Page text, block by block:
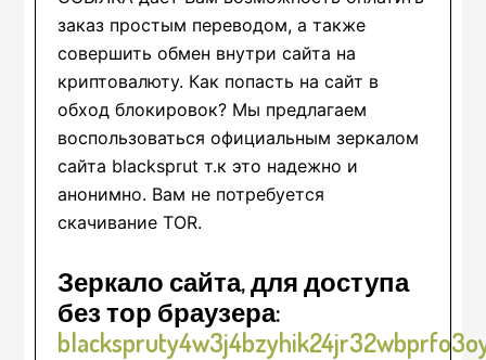
заказ простым переводом, а также
совершить обмен внутри сайта на
криптовалюту. Как попасть на сайт в
обход блокировок? Мы предлагаем
воспользоваться официальным зеркалом
сайта blacksprut т.к это надежно и
анонимно. Вам не потребуется
скачивание TOR.
Зеркало сайта, для доступа
без тор браузера: